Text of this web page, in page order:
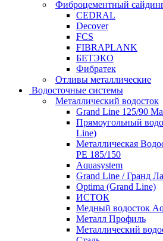
Фиброцементный
CEDRAL
Decover
FCS
FIBRAPLANK
БЕТЭКО
Фибратек
Отливы металлические
Водосточные системы
Металлический водосток
Grand Line 125/90
Прямоугольный
Line)
Металлическая
PE 185/150
Aquasystem
Grand Line / Гранд
Optima (Grand Line)
ИСТОК
Медный водосток
Металл Профиль
Металлический